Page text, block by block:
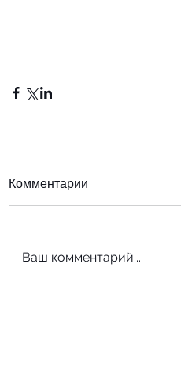
Комментарии
Ваш комментарий...